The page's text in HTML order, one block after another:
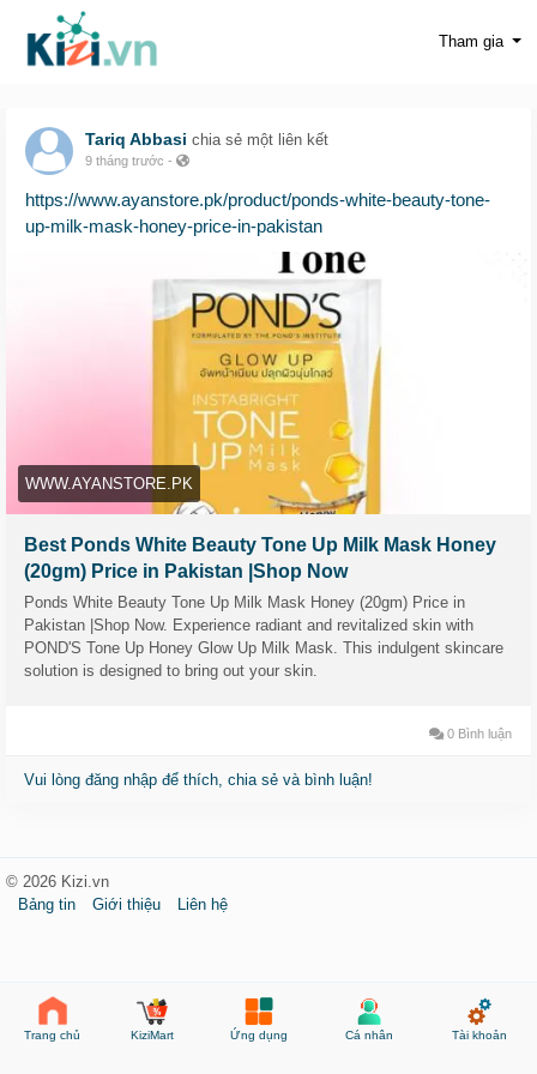
Trang chủ KiziMart Ứng dụng Cá nhân Tài khoản
Tham gia
Tariq Abbasi chia sẻ một liên kết
9 tháng trước -
https://www.ayanstore.pk/product/ponds-white-beauty-tone-
up-milk-mask-honey-price-in-pakistan
WWW.AYANSTORE.PK
Best Ponds White Beauty Tone Up Milk Mask Honey
(20gm) Price in Pakistan |Shop Now
Ponds White Beauty Tone Up Milk Mask Honey (20gm) Price in
Pakistan |Shop Now. Experience radiant and revitalized skin with
POND'S Tone Up Honey Glow Up Milk Mask. This indulgent skincare
solution is designed to bring out your skin.
0 Bình luận
Vui lòng đăng nhập để thích, chia sẻ và bình luận!
© 2026 Kizi.vn
Bảng tin
Giới thiệu Liên hệ